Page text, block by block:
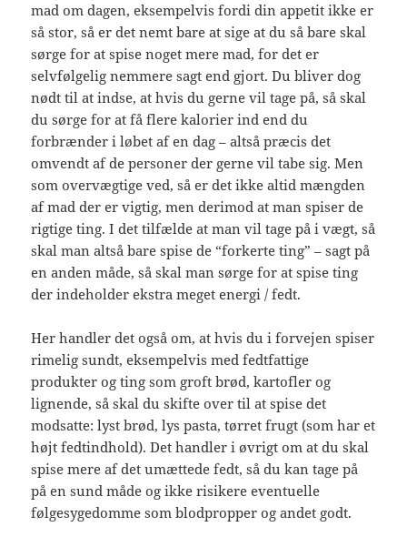
mad om dagen, eksempelvis fordi din appetit ikke er
så stor, så er det nemt bare at sige at du så bare skal
sørge for at spise noget mere mad, for det er
selvfølgelig nemmere sagt end gjort. Du bliver dog
nødt til at indse, at hvis du gerne vil tage på, så skal
du sørge for at få flere kalorier ind end du
forbrænder i løbet af en dag – altså præcis det
omvendt af de personer der gerne vil tabe sig. Men
som overvægtige ved, så er det ikke altid mængden
af mad der er vigtig, men derimod at man spiser de
rigtige ting. I det tilfælde at man vil tage på i vægt, så
skal man altså bare spise de “forkerte ting” – sagt på
en anden måde, så skal man sørge for at spise ting
der indeholder ekstra meget energi / fedt.
Her handler det også om, at hvis du i forvejen spiser
rimelig sundt, eksempelvis med fedtfattige
produkter og ting som groft brød, kartofler og
lignende, så skal du skifte over til at spise det
modsatte: lyst brød, lys pasta, tørret frugt (som har et
højt fedtindhold). Det handler i øvrigt om at du skal
spise mere af det umættede fedt, så du kan tage på
på en sund måde og ikke risikere eventuelle
følgesygedomme som blodpropper og andet godt.